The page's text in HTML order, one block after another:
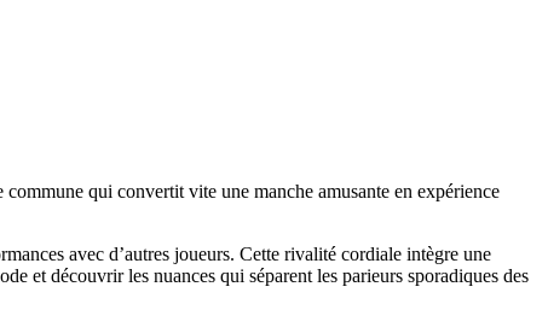
qui convertit vite une manche amusante en expérience
avec d’autres joueurs. Cette rivalité cordiale intègre une
et découvrir les nuances qui séparent les parieurs sporadiques des